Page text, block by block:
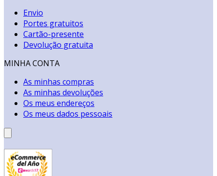
Envio
Portes gratuitos
Cartão-presente
Devolução gratuita
MINHA CONTA
As minhas compras
As minhas devoluções
Os meus endereços
Os meus dados pessoais